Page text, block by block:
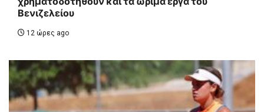
Βενιζελείου
12 ώρες ago